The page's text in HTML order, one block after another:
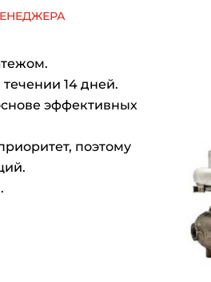
14 дней.
эффективных
поэтому